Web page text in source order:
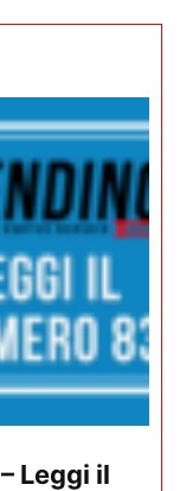
Leggi il